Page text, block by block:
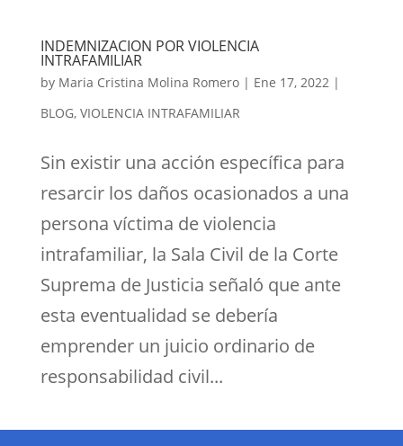
INDEMNIZACION POR VIOLENCIA
INTRAFAMILIAR
by Maria Cristina Molina Romero| Ene 17, 2022 |
BLOG, VIOLENCIA INTRAFAMILIAR
Sin existir una acción específica para
resarcir los daños ocasionados a una
persona víctima de violencia
intrafamiliar, la Sala Civil de la Corte
Suprema de Justicia señaló que ante
esta eventualidad se debería
emprender un juicio ordinario de
responsabilidad civil...